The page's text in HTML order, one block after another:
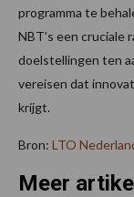
programma te
NBT’s een cruciale
doelstellingen ten
vereisen dat
krijgt.
Bron: LTO
Meer